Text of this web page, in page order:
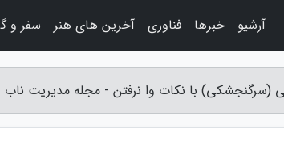
(سرگنجشکی) با نکات وا نرفتن - مجله مدیریت ناب
آرشیو خبرها فناوری آخرین های هنر سفر و